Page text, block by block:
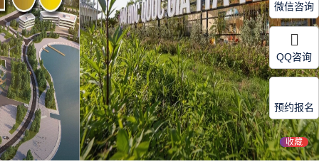
收藏
微信咨询
QQ咨询
预约报名